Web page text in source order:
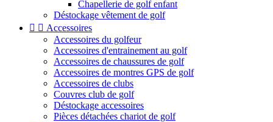
Chapellerie de golf enfant
Déstockage vêtement de golf
  Accessoires
Accessoires du golfeur
Accessoires d'entrainement au golf
Accessoires de chaussures de golf
Accessoires de montres GPS de golf
Accessoires de clubs
Couvres club de golf
Déstockage accessoires
Pièces détachées chariot de golf